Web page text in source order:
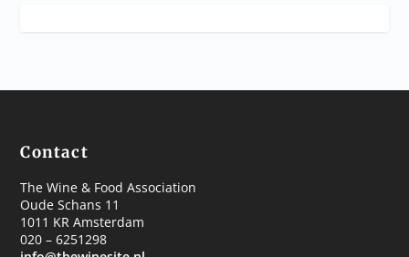
Contact
The Wine & Food Association
Oude Schans 11
1011 KR Amsterdam
020 – 6251298